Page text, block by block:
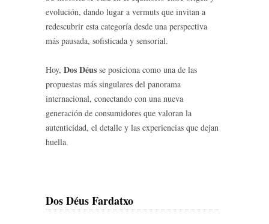
evolución, dando lugar a vermuts que invitan a
redescubrir esta categoría desde una perspectiva
más pausada, sofisticada y sensorial.
Hoy, Dos Déus se posiciona como una de las
propuestas más singulares del panorama
internacional, conectando con una nueva
generación de consumidores que valoran la
autenticidad, el detalle y las experiencias que dejan
huella.
Dos Déus Fardatxo